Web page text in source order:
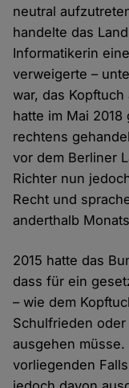
neutral
handelte das
Informatikerin
verweigerte –
war, das
hatte im Mai
rechtens
vor dem Berliner
Richter nun
Recht und
anderthalb
2015 hatte das
dass für ein
– wie dem
Schulfrieden
ausgehen
vorliegenden